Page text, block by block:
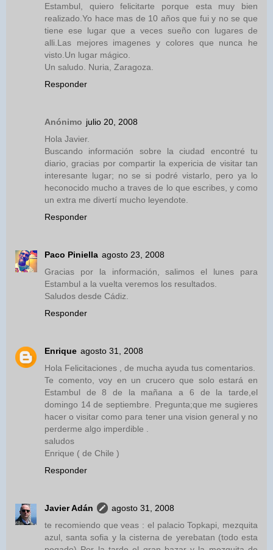
Estambul, quiero felicitarte porque esta muy bien
realizado.Yo hace mas de 10 años que fui y no se que
tiene ese lugar que a veces sueño con lugares de
alli.Las mejores imagenes y colores que nunca he
visto.Un lugar mágico.
Un saludo. Nuria, Zaragoza.
Responder
Anónimo julio 20, 2008
Hola Javier.
Buscando información sobre la ciudad encontré tu
diario, gracias por compartir la expericia de visitar tan
interesante lugar; no se si podré vistarlo, pero ya lo
heconocido mucho a traves de lo que escribes, y como
un extra me divertí mucho leyendote.
Responder
Paco Piniella agosto 23, 2008
Gracias por la información, salimos el lunes para
Estambul a la vuelta veremos los resultados.
Saludos desde Cádiz.
Responder
Enrique agosto 31, 2008
Hola Felicitaciones , de mucha ayuda tus comentarios.
Te comento, voy en un crucero que solo estará en
Estambul de 8 de la mañana a 6 de la tarde,el
domingo 14 de septiembre. Pregunta;que me sugieres
hacer o visitar como para tener una vision general y no
perderme algo imperdible .
saludos
Enrique ( de Chile )
Responder
Javier Adán
agosto 31, 2008
te recomiendo que veas : el palacio Topkapi, mezquita
azul, santa sofia y la cisterna de yerebatan (todo esta